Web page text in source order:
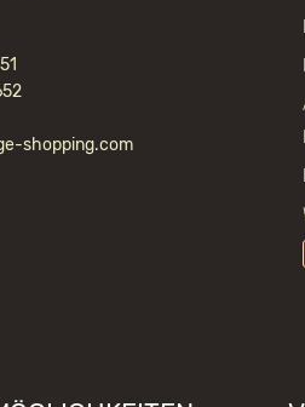
shopping.com